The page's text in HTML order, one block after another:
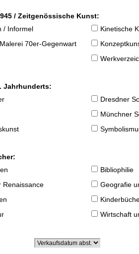
/ Zeitgenössische Kunst:
/ Informel
Kinetische
70er-Gegenwart
Jahrhunderts:
Dresdner
Münchner
Bibliophilie
Renaissance
Geografie
Wirtschaft